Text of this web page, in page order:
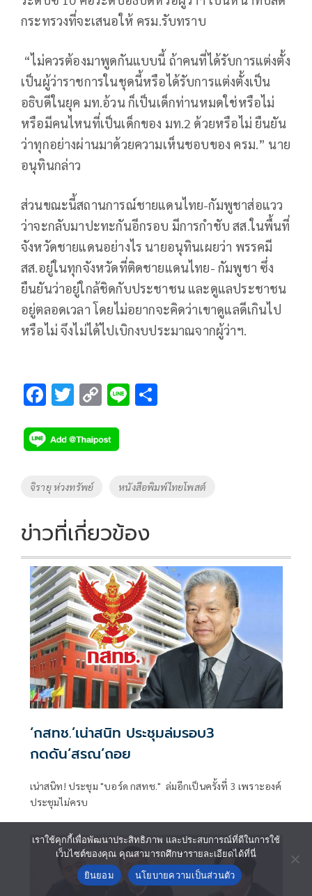
กระทรวงที่จะเสนอให้ ครม.รับทราบ
“ไม่ควรต้องมาพูดกันแบบนี้ ถ้าคนที่ได้รับการแต่งตั้ง
เป็นผู้ว่าราชการในชุดนี้หรือได้รับการแต่งตั้งเป็น
อธิบดีในยุค มท.อ้วน ก็เป็นเด็กท่านหมดใช่หรือไม่
หรือมีคนไหนที่เป็นเด็กของ มท.2 ด้วยหรือไม่ ยืนยัน
ว่าทุกอย่างผ่านมาด้วยความเห็นชอบของ ครม.” นาย
อนุทินกล่าว
ส่วนขณะนี้สถานการณ์ชายแดนไทย-กัมพูชาส่อแวว
ว่าจะกลับมาปะทะกันอีกรอบ มีการกำชับ สส.ในพื้นที่
จังหวัดชายแดนอย่างไร นายอนุทินเผยว่า พรรคมี
สส.อยู่ในทุกจังหวัดที่ติดชายแดนไทย- กัมพูชา ซึ่ง
ยืนยันว่าอยู่ใกล้ชิดกับประชาชน และดูแลประชาชน
อยู่ตลอดเวลา โดยไม่อยากจะคิดว่าเขาดูแลดีเกินไป
หรือไม่ จึงไม่ได้ไปเบิกงบประมาณจากผู้ว่าฯ.
F
e
b
o
k
T
tt
er
C
p
y
Li
k
Li
Tags
จิรายุ ห่วงทรัพย์ หนังสือพิมพ์ไทยโพสต์
ข่าวที่เกี่ยวข้อง
‘กสทช.’เน่าสนิท ประชุมล่มรอบ3
กดดัน‘สรณ’ถอย
เน่าสนิท! ประชุม "บอร์ด กสทช." ล่มอีกเป็นครั้งที่ 3 เพราะองค์
ประชุมไม่ครบ
เราใช้คุกกี้เพื่อพัฒนาประสิทธิภาพ และประสบการณ์ที่ดีในการใช้
เว็บไซต์ของคุณ คุณสามารถศึกษารายละเอียดได้ที่นี่
ยินยอม
นโยบายความเป็นส่วนตัว